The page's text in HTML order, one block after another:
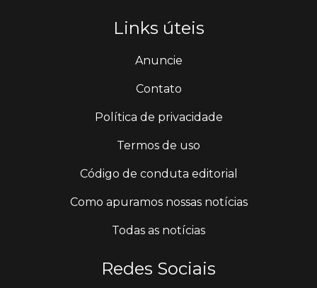
Links úteis
Anuncie
Contato
Política de privacidade
Termos de uso
Código de conduta editorial
Como apuramos nossas notícias
Todas as notícias
Redes Sociais